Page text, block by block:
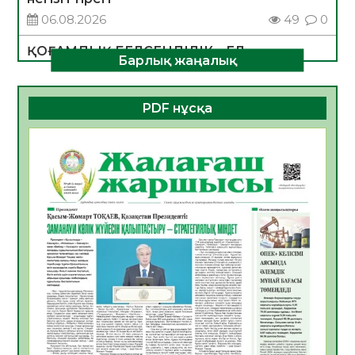
06.08.2026
49 0
ҚОҒАМДЫҚ БЕЛСЕНДІЛІК – ЕЛ
ДАМУЫНЫҢ НЕГІЗІ
06.08.2026
47 0
ҚҰРЫЛТАЙ САЙЛАУЫ – БОЛАШАҚҚА
06.08.2026
Инфекциялық ауруларға қарсы иммундау
жұмыстарының тиімділігі
06.08.2026
51
Көкжөтел ауруы туралы
06.08.2026
48
АПВ вакцинасы туралы мәлімет
06.08.2026
46
Барлық жаңалық
PDF нұсқа